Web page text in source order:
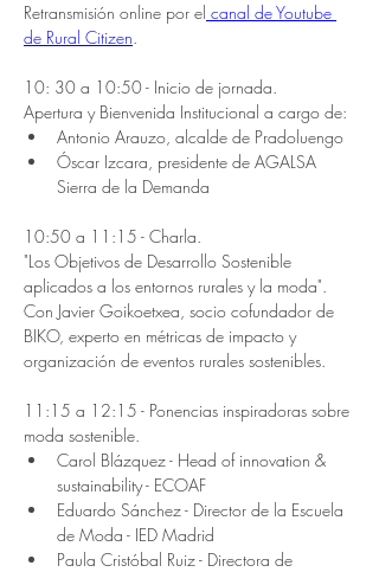
Retransmisión online por el canal de Youtube
de Rural Citizen.
10: 30 a 10:50 - Inicio de jornada.
Apertura y Bienvenida Institucional a cargo de:
Antonio Arauzo, alcalde de Pradoluengo
Óscar Izcara, presidente de AGALSA
Sierra de la Demanda
10:50 a 11:15 - Charla.
"Los Objetivos de Desarrollo Sostenible
aplicados a los entornos rurales y la moda".
Con Javier Goikoetxea, socio cofundador de
BIKO, experto en métricas de impacto y
organización de eventos rurales sostenibles.
11:15 a 12:15 - Ponencias inspiradoras sobre
moda sostenible.
Carol Blázquez - Head of innovation &
sustainability - ECOAF
Eduardo Sánchez - Director de la Escuela
de Moda - IED Madrid
Paula Cristóbal Ruiz - Directora de